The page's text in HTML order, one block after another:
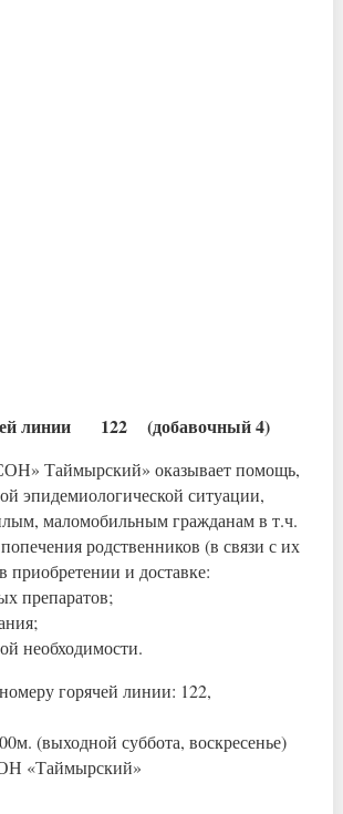
линии 122 (добавочный 4)
Таймырский» оказывает помощь,
эпидемиологической ситуации,
маломобильным гражданам в т.ч.
родственников (в связи с их
приобретении и доставке:
препаратов;
необходимости.
горячей линии: 122,
(выходной суббота, воскресенье)
«Таймырский»